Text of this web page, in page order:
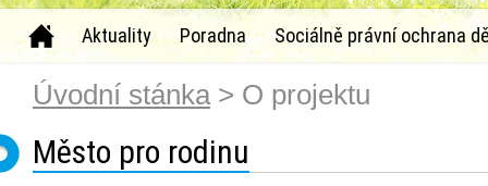
Aktuality Poradna Sociálně právní ochrana
Úvodní stánka> O projektu
Město pro rodinu